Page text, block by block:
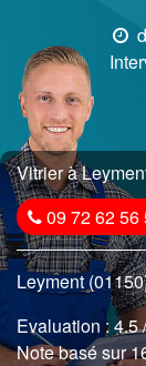
Vitrier à
09 72 62 56
Leyment
Evaluation :4.5
Note basé sur